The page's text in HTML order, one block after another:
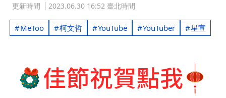
更新時間 2023.06.30 16:52 臺北時間
MeToo 柯文哲 YouTube YouTuber 星宣